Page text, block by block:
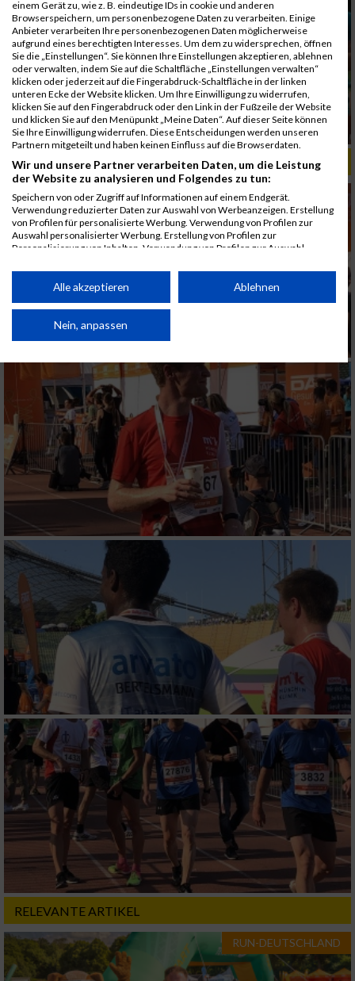
ALBUM B2RUN MÜNCHEN, B2RUN / 16.07.2019
RELEVANTE ARTIKEL
RUN-DEUTSCHLAND
einem Gerät zu, wie z. B. eindeutige IDs in cookie und anderen
Browserspeichern, um personenbezogene Daten zu verarbeiten. Einige
Anbieter verarbeiten Ihre personenbezogenen Daten möglicherweise
aufgrund eines berechtigten Interesses. Um dem zu widersprechen, öffnen
Sie die „Einstellungen“. Sie können Ihre Einstellungen akzeptieren, ablehnen
oder verwalten, indem Sie auf die Schaltfläche „Einstellungen verwalten“
klicken oder jederzeit auf die Fingerabdruck-Schaltfläche in der linken
unteren Ecke der Website klicken. Um Ihre Einwilligung zu widerrufen,
klicken Sie auf den Fingerabdruck oder den Link in der Fußzeile der Website
und klicken Sie auf den Menüpunkt „Meine Daten“. Auf dieser Seite können
Sie Ihre Einwilligung widerrufen. Diese Entscheidungen werden unseren
Partnern mitgeteilt und haben keinen Einfluss auf die Browserdaten.
Wir und unsere Partner verarbeiten Daten, um die Leistung
der Website zu analysieren und Folgendes zu tun:
Speichern von oder Zugriff auf Informationen auf einem Endgerät.
Verwendung reduzierter Daten zur Auswahl von Werbeanzeigen. Erstellung
von Profilen für personalisierte Werbung. Verwendung von Profilen zur
Auswahl personalisierter Werbung. Erstellung von Profilen zur
Personalisierung von Inhalten. Verwendung von Profilen zur Auswahl
Performance von Inhalten. Analyse von Zielgruppen durch Statistiken oder
Kombinationen von Daten aus verschiedenen Quellen. Entwicklung und
von Inhalten.
Daten können außerhalb der Europäischen Union weitergegeben und in die
Partnerliste anzeigen (1 IAB-Anbieter)
Wir nutzen Ihre Daten für folgende Zwecke:
IAB-Verarbeitungszwecke:
Speichern von oder Zugriff auf Informationen
auf einem Endgerät
Verwendung reduzierter Daten zur Auswahl
von Werbeanzeigen
Erstellung von Profilen für personalisierte
Werbung
Verwendung von Profilen zur Auswahl
personalisierter Werbung
Erstellung von Profilen zur Personalisierung
von Inhalten
Verwendung von Profilen zur Auswahl
personalisierter Inhalte
Messung der Werbeleistung
Messung der Performance von Inhalten
Analyse von Zielgruppen durch Statistiken
oder Kombinationen von Daten aus
verschiedenen Quellen
Entwicklung und Verbesserung der Angebote
Verwendung reduzierter Daten zur Auswahl
von Inhalten
Alle akzeptieren Ablehnen
Nein, anpassen